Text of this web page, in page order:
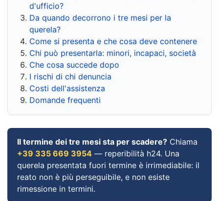
d'ufficio?
Da quando decorrono i tre mesi per la
querela?
Come si presenta e che cosa deve contenere
Chi può presentarla: minori, incapaci, società
Che cosa succede dopo
I rischi di chi denuncia
Costi dell'assistenza
Domande frequenti
Il termine dei tre mesi sta per scadere? Chiama
+39 335 669 3954 — reperibilità h24. Una
querela presentata fuori termine è irrimediabile: il
reato non è più perseguibile, e non esiste
rimessione in termini.